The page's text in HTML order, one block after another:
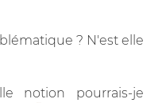
? N'est elle
notion pourrais-je